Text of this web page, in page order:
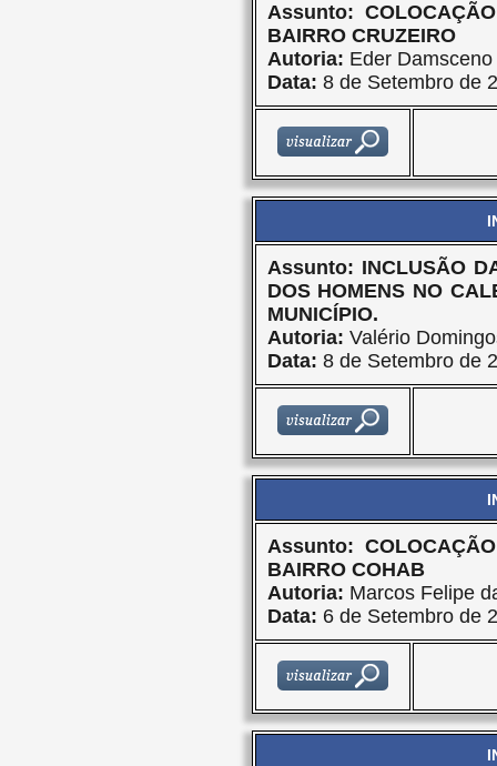
Assunto:
BAIRRO CRUZEIRO
Autoria: Eder Damsceno
Data: 8 de Setembro de
Assunto: INCLUSÃO
DOS HOMENS NO
MUNICÍPIO.
Autoria: Valério
Data: 8 de Setembro de
Assunto:
BAIRRO COHAB
Autoria: Marcos Felipe
Data: 6 de Setembro de